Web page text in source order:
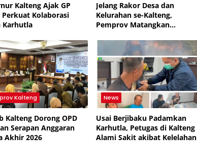
Kalteng Ajak GP
Perkuat Kolaborasi
Karhutla
Jelang Rakor Desa dan
Kelurahan se-Kalteng,
Pemprov Matangkan
Kalteng
Kalteng Dorong OPD
Serapan Anggaran
Akhir 2026
News
Usai Berjibaku Padamkan
Karhutla, Petugas di Kalteng
Alami Sakit akibat Kelelahan